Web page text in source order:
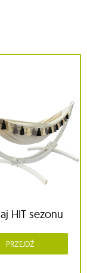
HIT sezonu
PRZEJDŹ